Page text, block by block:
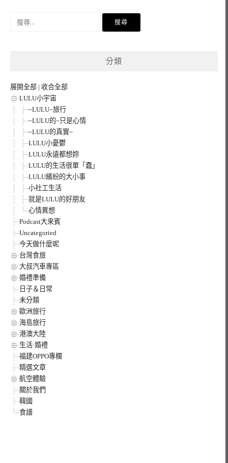
分類
展開全部 | 收合全部
LULU小宇宙
~LULU~旅行
~LULU的~只是心情
~LULU的真實~
LULU小憂鬱
LULU永遠都想妳
LULU的生活很單「蠢」
LULU繽紛的大小事
小社工生活
就是LULU的好朋友
心情異想
Podcast大來賓
Uncategoried
今天做什麼呢
台灣食旅
大叔汽車專區
婚禮準備
日子＆日常
未分類
歐洲旅行
海島旅行
港澳大陸
生活·婚禮
福建OPPO專欄
精選文章
航空體驗
關於我們
韓國
食譜